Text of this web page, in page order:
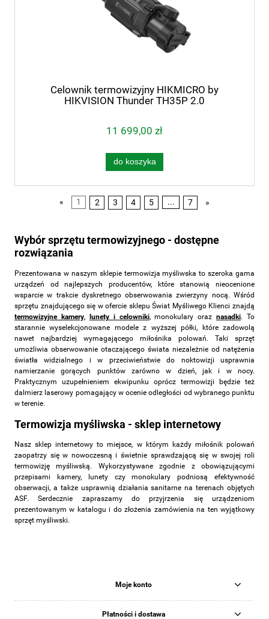
Celownik termowizyjny HIKMICRO by
HIKVISION Thunder TH35P 2.0
11 699,00 zł
do koszyka
« 1 2 3 4 5 ... 7 »
Wybór sprzętu termowizyjnego - dostępne
rozwiązania
Prezentowana w naszym sklepie termowizja myśliwska to szeroka gama
urządzeń od najlepszych producentów, które stanowią nieocenione
wsparcie w trakcie dyskretnego obserwowania zwierzyny nocą. Wśród
sprzętu znajdującego się w ofercie sklepu Świat Myśliwego Klienci znajdą
termowizyjne kamery, lunety i celowniki, monokulary oraznasadki. To
starannie wyselekcjonowane modele z wyższej półki, które zadowolą
nawet najbardziej wymagającego miłośnika polowań. Taki sprzęt
umożliwia obserwowanie otaczającego świata niezależnie od natężenia
światła widzialnego i w przeciwieństwie do noktowizji usprawnia
namierzanie gorących punktów zarówno w dzień, jak i w nocy.
Praktycznym uzupełnieniem ekwipunku oprócz termowizji będzie też
dalmierz laserowy pomagający w ocenie odległości od wybranego punktu
w terenie.
Termowizja myśliwska - sklep internetowy
Nasz sklep internetowy to miejsce, w którym każdy miłośnik polowań
zaopatrzy się w nowoczesną i świetnie sprawdzającą się w swojej roli
termowizję myśliwską. Wykorzystywane zgodnie z obowiązującymi
przepisami kamery, lunety czy monokulary podniosą efektywność
obserwacji, a także usprawnią działania sanitarne na terenach objętych
ASF. Serdecznie zapraszamy do przyjrzenia się urządzeniom
prezentowanym w katalogu i do złożenia zamówienia na ten wyjątkowy
sprzęt myśliwski.
Moje konto
Płatności i dostawa